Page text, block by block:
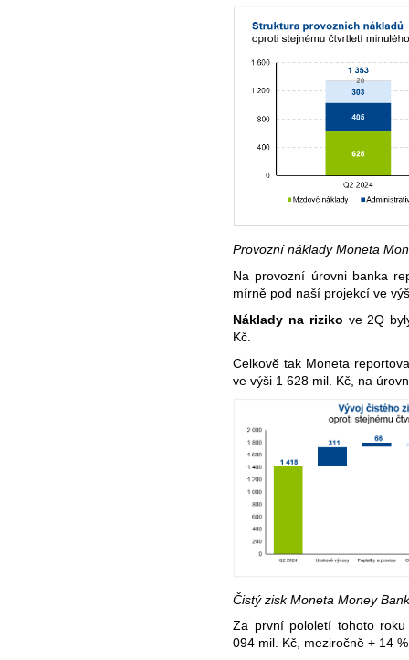
Provozní náklady Moneta
Na provozní úrovni banka
mírně pod naší projekcí ve
Náklady na riziko ve 2Q
Kč.
Celkově tak Moneta
ve výši 1 628 mil. Kč, na
Čistý zisk Moneta Money
Za první pololetí tohoto
094 mil. Kč, meziročně + 14